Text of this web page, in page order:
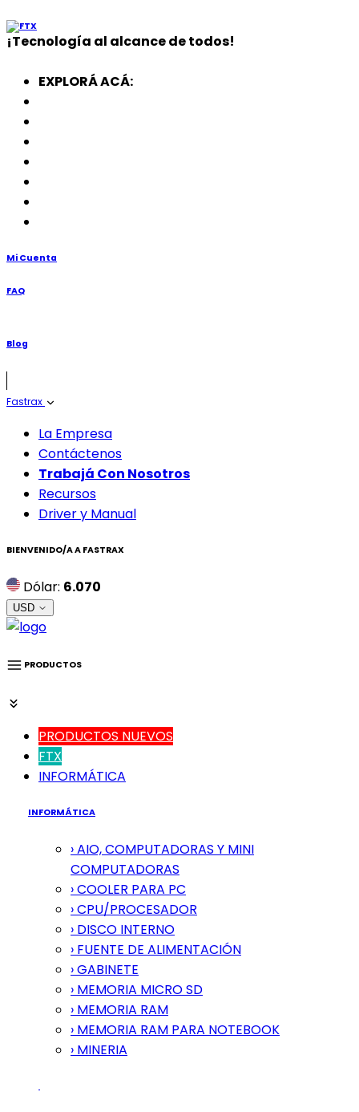
¡Tecnología al alcance de todos!
EXPLORÁ ACÁ:
Mi Cuenta
FAQ
Blog
Fastrax
La Empresa
Contáctenos
Trabajá Con Nosotros
Recursos
Driver y Manual
BIENVENIDO/A A FASTRAX
Dólar: 6.070
USD
PRODUCTOS
PRODUCTOS NUEVOS
FTX
INFORMÁTICA
INFORMÁTICA
› AIO, COMPUTADORAS Y MINI
COMPUTADORAS
› COOLER PARA PC
› CPU/PROCESADOR
› DISCO INTERNO
› FUENTE DE ALIMENTACIÓN
› GABINETE
› MEMORIA MICRO SD
› MEMORIA RAM
› MEMORIA RAM PARA NOTEBOOK
› MINERIA